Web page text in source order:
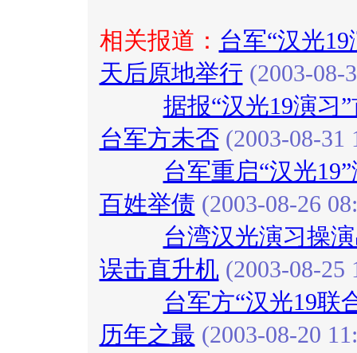
相关报道： 台军“汉光
天后原地举行 (2003-08-
据报“汉光19演习
台军方未否(2003-08-31
台军重启“汉光
百姓举债 (2003-08-26
台湾汉光演习操
误击直升机(2003-08-25
台军方“汉光19联
历年之最 (2003-08-20